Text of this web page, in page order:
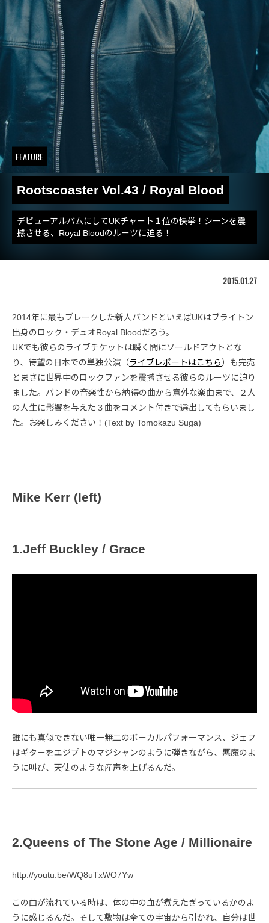
FEATURE
Rootscoaster Vol.43 / Royal Blood
デビューアルバムにしてUKチャート１位の快挙！シーンを震
撼させる、Royal Bloodのルーツに迫る！
2015.01.27
2014年に最もブレークした新人バンドといえばUKはブライトン
出身のロック・デュオRoyal Bloodだろう。
UKでも彼らのライブチケットは瞬く間にソールドアウトとな
り、待望の日本での単独公演（ライブレポートはこちら）も完売
とまさに世界中のロックファンを震撼させる彼らのルーツに迫り
ました。バンドの音楽性から納得の曲から意外な楽曲まで、２人
の人生に影響を与えた３曲をコメント付きで選出してもらいまし
た。お楽しみください！(Text by Tomokazu Suga)
Mike Kerr (left)
1.Jeff Buckley / Grace
誰にも真似できない唯一無二のボーカルパフォーマンス、ジェフ
はギターをエジプトのマジシャンのように弾きながら、悪魔のよ
うに叫び、天使のような産声を上げるんだ。
2.Queens of The Stone Age / Millionaire
http://youtu.be/WQ8uTxWO7Yw
この曲が流れている時は、体の中の血が煮えたぎっているかのよ
うに感じるんだ。そして敷物は全ての宇宙から引かれ、自分は世